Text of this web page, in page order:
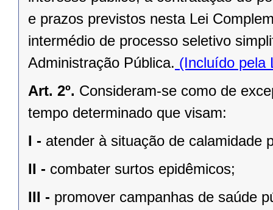
e prazos previstos nesta Lei
intermédio de processo seletivo
Administração Pública. (Incluído pela
Art. 2º. Consideram-se como de
tempo determinado que visam:
I - atender à situação de calamidade
II - combater surtos epidêmicos;
III - promover campanhas de saúde